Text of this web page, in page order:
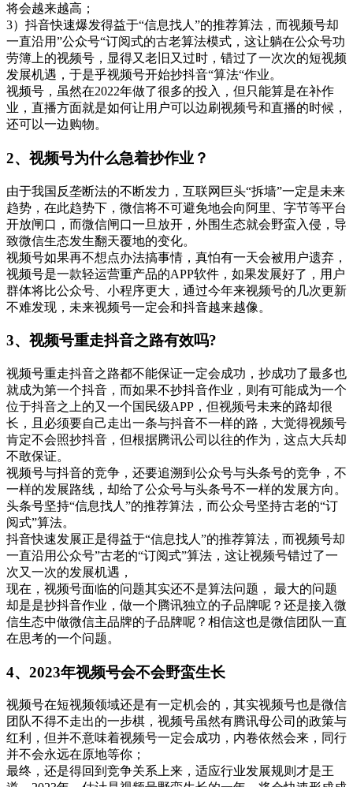
将会越来越高；
3）抖音快速爆发得益于“信息找人”的推荐算法，而视频号却
一直沿用”公众号“订阅式的古老算法模式，这让躺在公众号功
劳簿上的视频号，显得又老旧又过时，错过了一次次的短视频
发展机遇，于是乎视频号开始抄抖音“算法“作业。
视频号，虽然在2022年做了很多的投入，但只能算是在补作
业，直播方面就是如何让用户可以边刷视频号和直播的时候，
还可以一边购物。
2、视频号为什么急着抄作业？
由于我国反垄断法的不断发力，互联网巨头“拆墙”一定是未来
趋势，在此趋势下，微信将不可避免地会向阿里、字节等平台
开放闸口，而微信闸口一旦放开，外围生态就会野蛮入侵，导
致微信生态发生翻天覆地的变化。
视频号如果再不想点办法搞事情，真怕有一天会被用户遗弃，
视频号是一款轻运营重产品的APP软件，如果发展好了，用户
群体将比公众号、小程序更大，通过今年来视频号的几次更新
不难发现，未来视频号一定会和抖音越来越像。
3、视频号重走抖音之路有效吗?
视频号重走抖音之路都不能保证一定会成功，抄成功了最多也
就成为第一个抖音，而如果不抄抖音作业，则有可能成为一个
位于抖音之上的又一个国民级APP，但视频号未来的路却很
长，且必须要自己走出一条与抖音不一样的路，大觉得视频号
肯定不会照抄抖音，但根据腾讯公司以往的作为，这点大兵却
不敢保证。
视频号与抖音的竞争，还要追溯到公众号与头条号的竞争，不
一样的发展路线，却给了公众号与头条号不一样的发展方向。
头条号坚持“信息找人”的推荐算法，而公众号坚持古老的“订
阅式”算法。
抖音快速发展正是得益于“信息找人”的推荐算法，而视频号却
一直沿用公众号”古老的“订阅式”算法，这让视频号错过了一
次又一次的发展机遇，
现在，视频号面临的问题其实还不是算法问题， 最大的问题
却是是抄抖音作业，做一个腾讯独立的子品牌呢？还是接入微
信生态中做微信主品牌的子品牌呢？相信这也是微信团队一直
在思考的一个问题。
4、2023年视频号会不会野蛮生长
视频号在短视频领域还是有一定机会的，其实视频号也是微信
团队不得不走出的一步棋，视频号虽然有腾讯母公司的政策与
红利，但并不意味着视频号一定会成功，内卷依然会来，同行
并不会永远在原地等你；
最终，还是得回到竞争关系上来，适应行业发展规则才是王